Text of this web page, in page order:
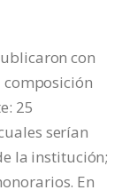
con
composición
25
serían
la institución;
En